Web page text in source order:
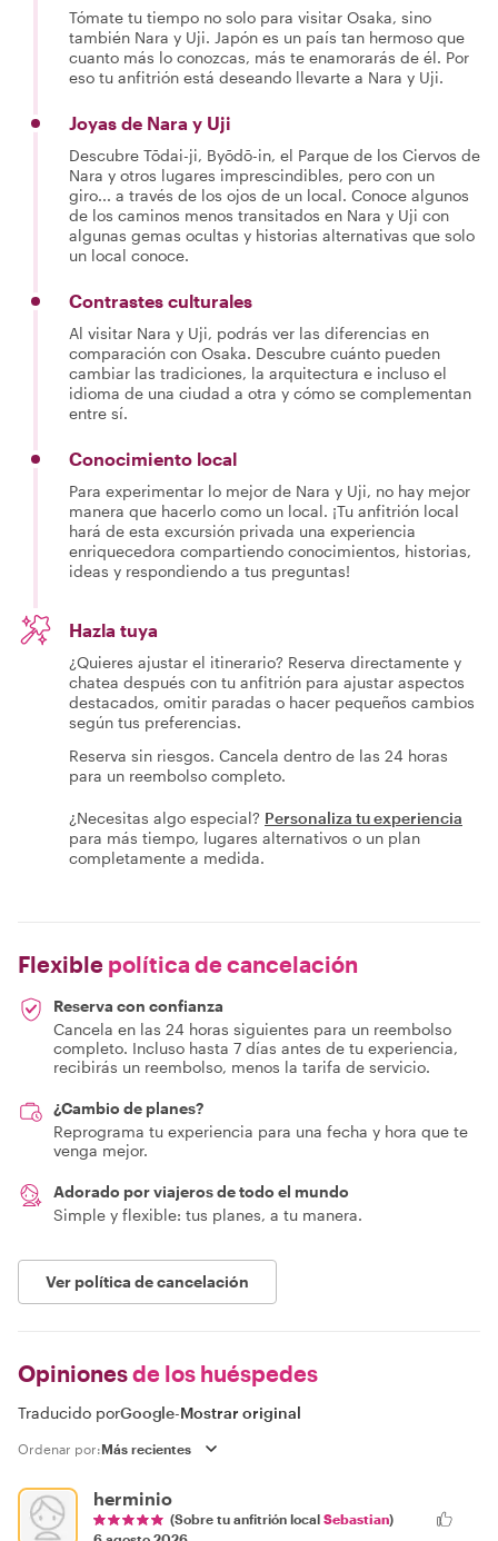
Tómate tu tiempo no solo para visitar Osaka, sino
también Nara y Uji. Japón es un país tan hermoso que
cuanto más lo conozcas, más te enamorarás de él. Por
eso tu anfitrión está deseando llevarte a Nara y Uji.
Joyas de Nara y Uji
Descubre Tōdai-ji, Byōdō-in, el Parque de los Ciervos de
Nara y otros lugares imprescindibles, pero con un
giro... a través de los ojos de un local. Conoce algunos
de los caminos menos transitados en Nara y Uji con
algunas gemas ocultas y historias alternativas que solo
un local conoce.
Contrastes culturales
Al visitar Nara y Uji, podrás ver las diferencias en
comparación con Osaka. Descubre cuánto pueden
cambiar las tradiciones, la arquitectura e incluso el
idioma de una ciudad a otra y cómo se complementan
entre sí.
Conocimiento local
Para experimentar lo mejor de Nara y Uji, no hay mejor
manera que hacerlo como un local. ¡Tu anfitrión local
hará de esta excursión privada una experiencia
enriquecedora compartiendo conocimientos, historias,
ideas y respondiendo a tus preguntas!
Hazla tuya
¿Quieres ajustar el itinerario? Reserva directamente y
chatea después con tu anfitrión para ajustar aspectos
destacados, omitir paradas o hacer pequeños cambios
según tus preferencias.
Reserva sin riesgos. Cancela dentro de las 24 horas
para un reembolso completo.
¿Necesitas algo especial? Personaliza tu experiencia
para más tiempo, lugares alternativos o un plan
completamente a medida.
Flexible política de cancelación
Reserva con confianza
Cancela en las 24 horas siguientes para un reembolso
completo. Incluso hasta 7 días antes de tu experiencia,
recibirás un reembolso, menos la tarifa de servicio.
¿Cambio de planes?
Reprograma tu experiencia para una fecha y hora que te
venga mejor.
Adorado por viajeros de todo el mundo
Simple y flexible: tus planes, a tu manera.
Ver política de cancelación
Opinionesde los huéspedes
Traducido porGoogle-Mostrar original
Ordenar por:
herminio
(Sobre tu anfitrión local Sebastian)